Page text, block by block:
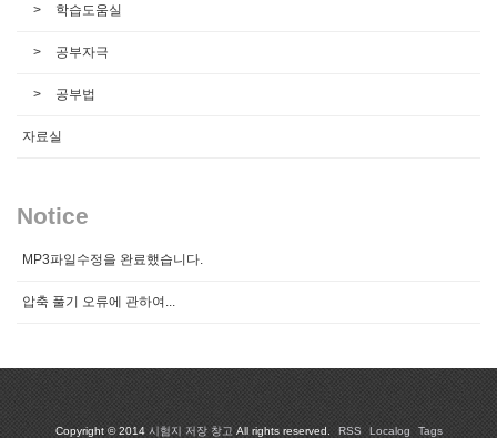
학습도움실
공부자극
공부법
자료실
Notice
MP3파일수정을 완료했습니다.
압축 풀기 오류에 관하여...
Copyright © 2014 시험지 저장 창고 All rights reserved. RSS Localog Tags